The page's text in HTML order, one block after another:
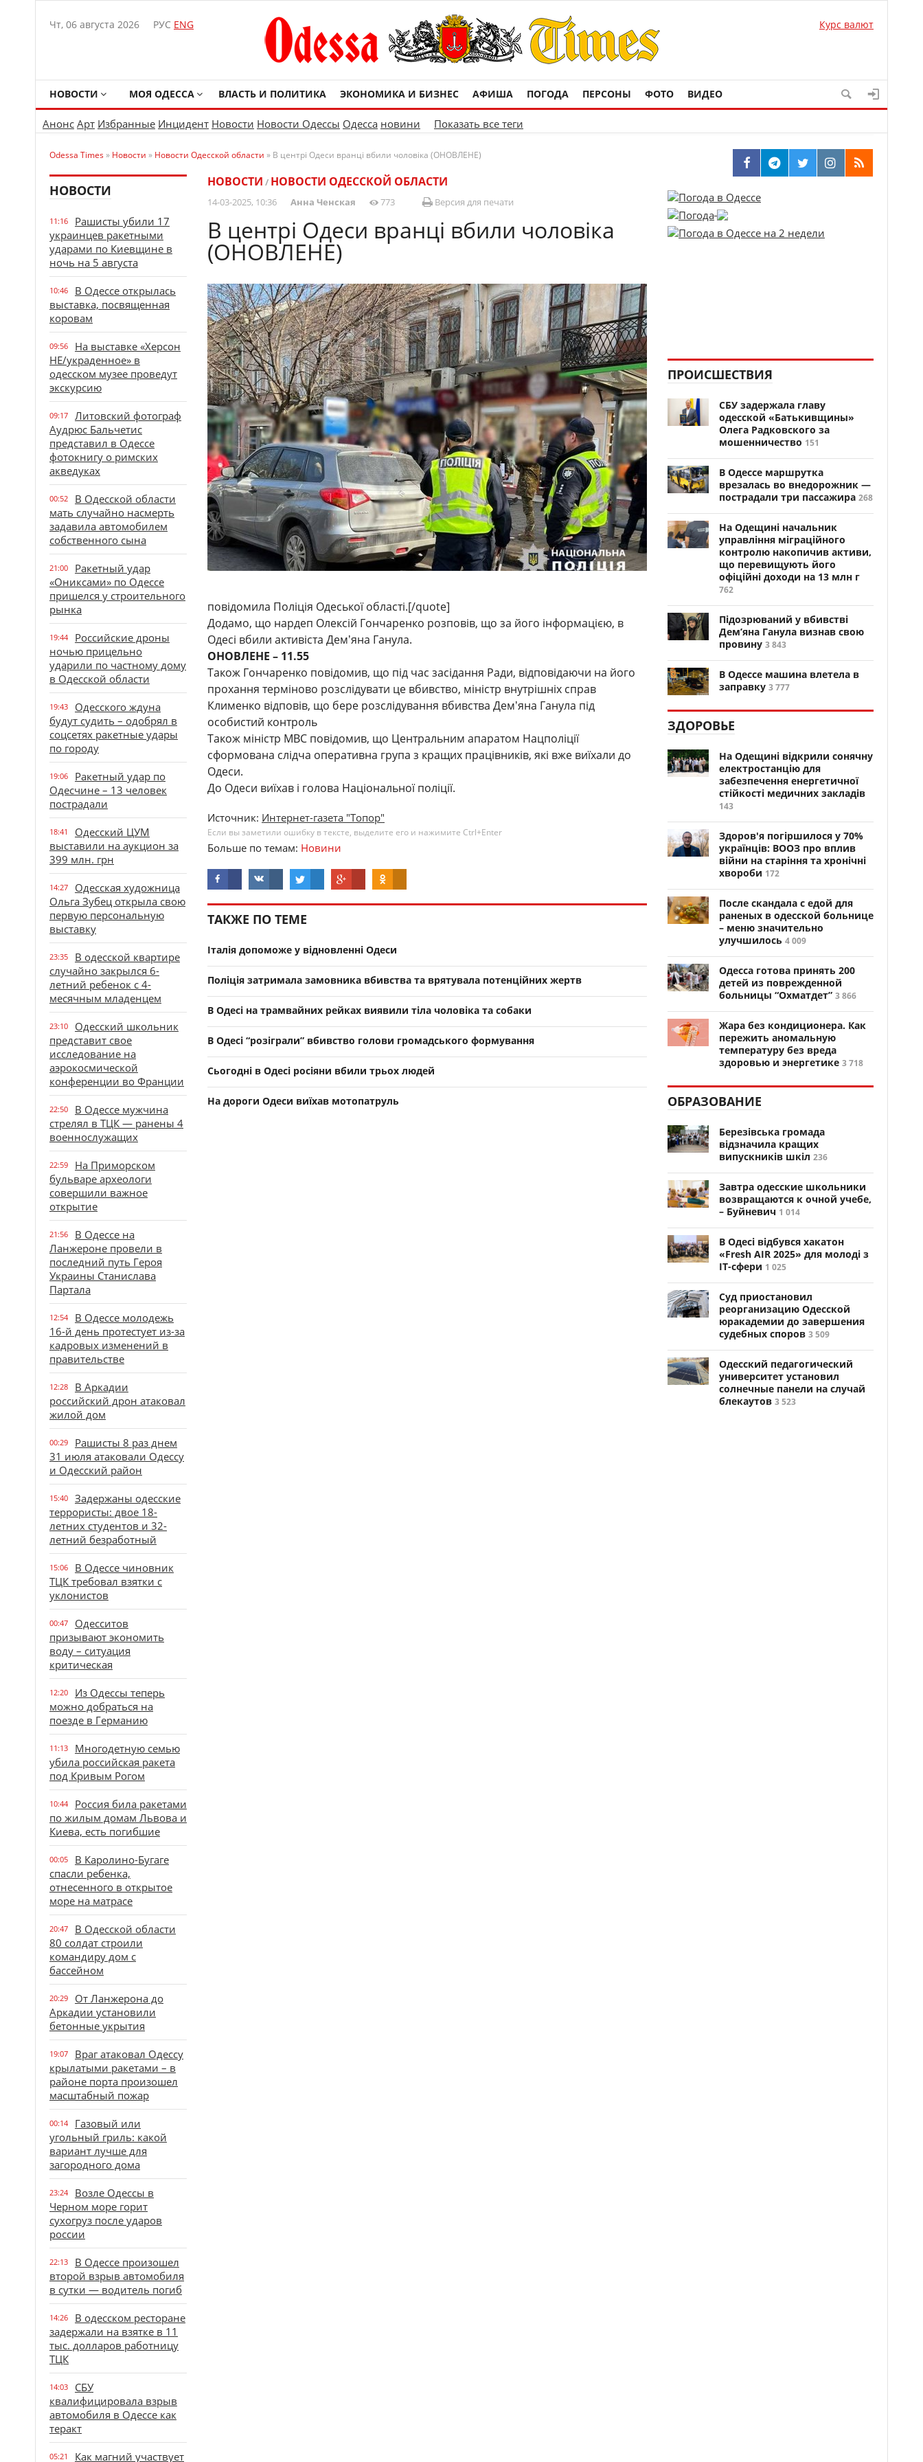
Чт, 06 августа 2026 РУС ENG Курс валют
НОВОСТИ МОЯ ОДЕССА ВЛАСТЬ И ПОЛИТИКА ЭКОНОМИКА И БИЗНЕС АФИША ПОГОДА ПЕРСОНЫ ФОТО ВИДЕО
Анонс Арт Избранные Инцидент Новости Новости Одессы Одесса новини Показать все теги
Odessa Times» Новости » Новости Одесской области » В центрі Одеси вранці вбили чоловіка (ОНОВЛЕНЕ)
НОВОСТИ
11:16
Рашисты убили 17
украинцев ракетными
ударами по Киевщине в
ночь на 5 августа
10:46
В Одессе открылась
выставка, посвященная
коровам
09:56
На выставке «Херсон
НЕ/украденное» в
одесском музее проведут
экскурсию
09:17
Литовский фотограф
Аудрюс Бальчетис
представил в Одессе
фотокнигу о римских
акведуках
00:52
В Одесской области
мать случайно насмерть
задавила автомобилем
собственного сына
21:00
Ракетный удар
«Ониксами» по Одессе
пришелся у строительного
рынка
19:44
Российские дроны
ночью прицельно
ударили по частному дому
в Одесской области
19:43
Одесского ждуна
будут судить – одобрял в
соцсетях ракетные удары
по городу
19:06
Ракетный удар по
Одесчине – 13 человек
пострадали
18:41
Одесский ЦУМ
выставили на аукцион за
399 млн. грн
14:27
Одесская художница
Ольга Зубец открыла свою
первую персональную
выставку
23:35
В одесской квартире
случайно закрылся 6-
летний ребенок с 4-
месячным младенцем
23:10
Одесский школьник
представит свое
исследование на
аэрокосмической
конференции во Франции
22:50
В Одессе мужчина
стрелял в ТЦК — ранены 4
военнослужащих
22:59
На Приморском
бульваре археологи
совершили важное
открытие
21:56
В Одессе на
Ланжероне провели в
последний путь Героя
Украины Станислава
Партала
12:54
В Одессе молодежь
16-й день протестует из-за
кадровых изменений в
правительстве
12:28
В Аркадии
российский дрон атаковал
жилой дом
00:29
Рашисты 8 раз днем
31 июля атаковали Одессу
и Одесский район
15:40
Задержаны одесские
террористы: двое 18-
летних студентов и 32-
летний безработный
15:06
В Одессе чиновник
ТЦК требовал взятки с
уклонистов
00:47
Одесситов
призывают экономить
воду – ситуация
критическая
12:20
Из Одессы теперь
можно добраться на
поезде в Германию
11:13
Многодетную семью
убила российская ракета
под Кривым Рогом
10:44
Россия била ракетами
по жилым домам Львова и
Киева, есть погибшие
00:05
В Каролино-Бугаге
спасли ребенка,
отнесенного в открытое
море на матрасе
20:47
В Одесской области
80 солдат строили
командиру дом с
бассейном
20:29
От Ланжерона до
Аркадии установили
бетонные укрытия
19:07
Враг атаковал Одессу
крылатыми ракетами – в
районе порта произошел
масштабный пожар
00:14
Газовый или
угольный гриль: какой
вариант лучше для
загородного дома
23:24
Возле Одессы в
Черном море горит
сухогруз после ударов
россии
22:13
В Одессе произошел
второй взрыв автомобиля
в сутки — водитель погиб
14:26
В одесском ресторане
задержали на взятке в 11
тыс. долларов работницу
ТЦК
14:03
СБУ
квалифицировала взрыв
автомобиля в Одессе как
теракт
05:21 Как магний участвует
НОВОСТИ / НОВОСТИ ОДЕССКОЙ ОБЛАСТИ
14-03-2025, 10:36 Анна Ченская 773 Версия для печати
В центрі Одеси вранці вбили чоловіка
(ОНОВЛЕНЕ)
повідомила Поліція Одеської області.[/quote]
Додамо, що нардеп Олексій Гончаренко розповів, що за його інформацією, в
Одесі вбили активіста Демʼяна Ганула.
ОНОВЛЕНЕ – 11.55
Також Гончаренко повідомив, що під час засідання Ради, відповідаючи на його
прохання терміново розслідувати це вбивство, міністр внутрішніх справ
Клименко відповів, що бере розслідування вбивства Демʼяна Ганула під
особистий контроль
Також міністр МВС повідомив, що Центральним апаратом Нацполіції
сформована слідча оперативна група з кращих працівників, які вже виїхали до
Одеси.
До Одеси виїхав і голова Національної поліції.
Источник: Интернет-газета "Топор"
Если вы заметили ошибку в тексте, выделите его и нажимите Ctrl+Enter
Больше по темам: Новини
ТАКЖЕ ПО ТЕМЕ
Італія допоможе у відновленні Одеси
Поліція затримала замовника вбивства та врятувала потенційних жертв
В Одесі на трамвайних рейках виявили тіла чоловіка та собаки
В Одесі “розіграли” вбивство голови громадського формування
Сьогодні в Одесі росіяни вбили трьох людей
На дороги Одеси виїхав мотопатруль
ПРОИСШЕСТВИЯ
СБУ задержала главу
одесской «Батькивщины»
Олега Радковского за
мошенничество 151
В Одессе маршрутка
врезалась во внедорожник —
пострадали три пассажира 268
На Одещині начальник
управління міграційного
контролю накопичив активи,
що перевищують його
офіційні доходи на 13 млн г
762
Підозрюваний у вбивстві
Дем’яна Ганула визнав свою
провину 3 843
В Одессе машина влетела в
заправку 3 777
ЗДОРОВЬЕ
На Одещині відкрили сонячну
електростанцію для
забезпечення енергетичної
стійкості медичних закладів
143
Здоров'я погіршилося у 70%
українців: ВООЗ про вплив
війни на старіння та хронічні
хвороби 172
После скандала с едой для
раненых в одесской больнице
– меню значительно
улучшилось 4 009
Одесса готова принять 200
детей из поврежденной
больницы “Охматдет” 3 866
Жара без кондиционера. Как
пережить аномальную
температуру без вреда
здоровью и энергетике 3 718
ОБРАЗОВАНИЕ
Березівська громада
відзначила кращих
випускників шкіл 236
Завтра одесские школьники
возвращаются к очной учебе,
– Буйневич 1 014
В Одесі відбувся хакатон
«Fresh AIR 2025» для молоді з
ІТ-сфери 1 025
Суд приостановил
реорганизацию Одесской
юракадемии до завершения
судебных споров 3 509
Одесский педагогический
университет установил
солнечные панели на случай
блекаутов 3 523